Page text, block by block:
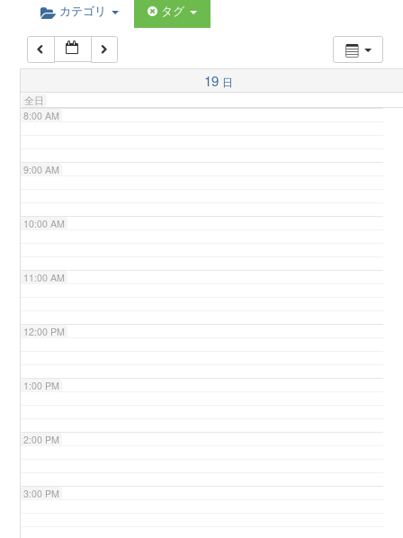
i
カテゴリ タグ
19 日
全日
6:00 AM
7:00 AM
8:00 AM
9:00 AM
10:00 AM
11:00 AM
12:00 PM
1:00 PM
2:00 PM
3:00 PM